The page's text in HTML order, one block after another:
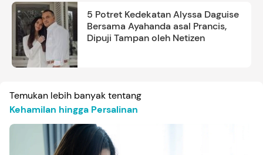
5 Potret Kedekatan Alyssa Daguise
Bersama Ayahanda asal Prancis,
Dipuji Tampan oleh Netizen
Temukan lebih banyak tentang
Kehamilan hingga Persalinan